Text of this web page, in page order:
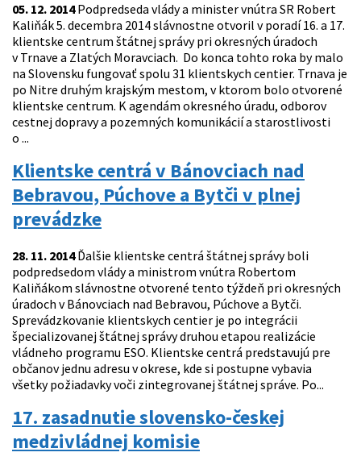
05. 12. 2014Podpredseda vlády a minister vnútra SR Robert
Kaliňák 5. decembra 2014 slávnostne otvoril v poradí 16. a 17.
klientske centrum štátnej správy pri okresných úradoch
v Trnave a Zlatých Moravciach. Do konca tohto roka by malo
na Slovensku fungovať spolu 31 klientskych centier. Trnava je
po Nitre druhým krajským mestom, v ktorom bolo otvorené
klientske centrum. K agendám okresného úradu, odborov
cestnej dopravy a pozemných komunikácií a starostlivosti
o ...
Klientske centrá v Bánovciach nad
Bebravou, Púchove a Bytči v plnej
prevádzke
28. 11. 2014Ďalšie klientske centrá štátnej správy boli
podpredsedom vlády a ministrom vnútra Robertom
Kaliňákom slávnostne otvorené tento týždeň pri okresných
úradoch v Bánovciach nad Bebravou, Púchove a Bytči.
Sprevádzkovanie klientskych centier je po integrácii
špecializovanej štátnej správy druhou etapou realizácie
vládneho programu ESO. Klientske centrá predstavujú pre
občanov jednu adresu v okrese, kde si postupne vybavia
všetky požiadavky voči zintegrovanej štátnej správe. Po...
17. zasadnutie slovensko-českej
medzivládnej komisie